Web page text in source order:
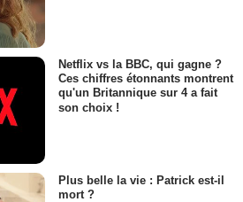
Netflix vs la BBC, qui gagne ?
Ces chiffres étonnants montrent
qu'un Britannique sur 4 a fait
son choix !
Plus belle la vie : Patrick est-il
mort ?